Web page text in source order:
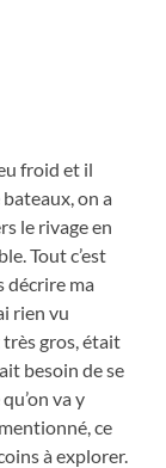
froid et il
on a
le rivage en
Tout c’est
décrire ma
rien vu
très gros, était
besoin de se
va y
ce
à explorer.